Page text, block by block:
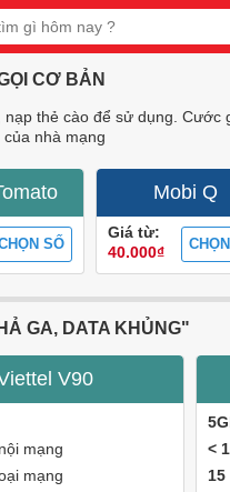
CƠ BẢN
nạp thẻ cào để sử dụng. Cước
nhà mạng
SỐ
Mobi Q
Giá từ:
40.000₫
GA, DATA KHỦNG"
V90
nội mạng
mạng
<